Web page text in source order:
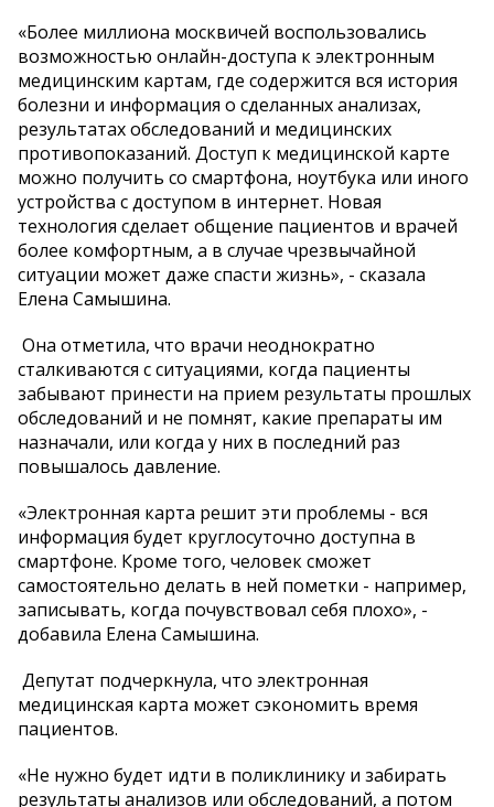
«Более миллиона москвичей воспользовались
возможностью онлайн-доступа к электронным
медицинским картам, где содержится вся история
болезни и информация о сделанных анализах,
результатах обследований и медицинских
противопоказаний. Доступ к медицинской карте
можно получить со смартфона, ноутбука или иного
устройства с доступом в интернет. Новая
технология сделает общение пациентов и врачей
более комфортным, а в случае чрезвычайной
ситуации может даже спасти жизнь», - сказала
Елена Самышина.
Она отметила, что врачи неоднократно
сталкиваются с ситуациями, когда пациенты
забывают принести на прием результаты прошлых
обследований и не помнят, какие препараты им
назначали, или когда у них в последний раз
повышалось давление.
«Электронная карта решит эти проблемы - вся
информация будет круглосуточно доступна в
смартфоне. Кроме того, человек сможет
самостоятельно делать в ней пометки - например,
записывать, когда почувствовал себя плохо», -
добавила Елена Самышина.
Депутат подчеркнула, что электронная
медицинская карта может сэкономить время
пациентов.
«Не нужно будет идти в поликлинику и забирать
результаты анализов или обследований, а потом